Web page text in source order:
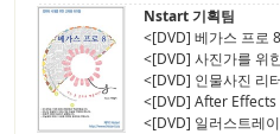
Nstart 기획팀
<[DVD] 베가스 프로
<[DVD] 사진가를 위
<[DVD] 인물사진 리
<[DVD] After Effects
<[DVD] 일러스트레